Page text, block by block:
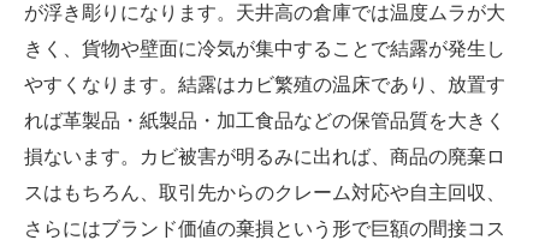
が浮き彫りになります。天井高の倉庫では温度ムラが大
きく、貨物や壁面に冷気が集中することで結露が発生し
やすくなります。結露はカビ繁殖の温床であり、放置す
れば革製品・紙製品・加工食品などの保管品質を大きく
損ないます。カビ被害が明るみに出れば、商品の廃棄ロ
スはもちろん、取引先からのクレーム対応や自主回収、
さらにはブランド価値の棄損という形で巨額の間接コス